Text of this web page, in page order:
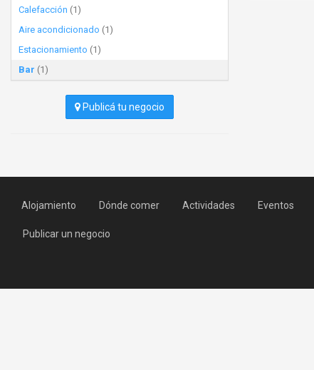
Calefacción (1)
Aire acondicionado (1)
Estacionamiento (1)
Bar (1)
Publicá tu negocio
Alojamiento Dónde comer Actividades Eventos
Publicar un negocio